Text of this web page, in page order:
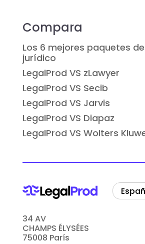
Compara
Los 6 mejores paquetes
jurídico
LegalProd VS zLawyer
LegalProd VS Secib
LegalProd VS Jarvis
LegalProd VS Diapaz
LegalProd VS Wolters
34 AV
CHAMPS ÉLYSÉES
75008 París